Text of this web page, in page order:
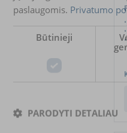
paslaugomis. Privatumo
Būtinieji
PARODYTI DETALIAU